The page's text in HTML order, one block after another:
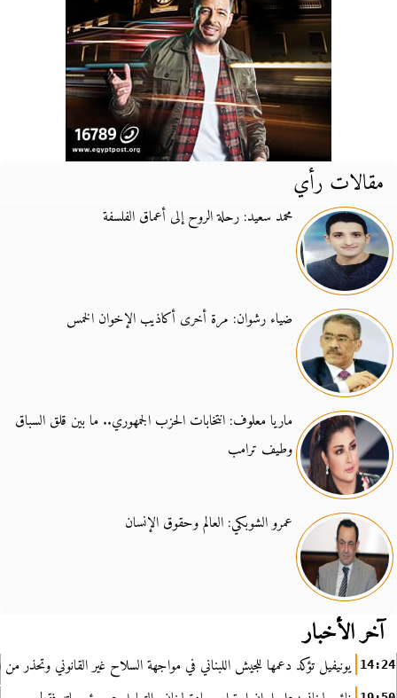
مقالات رأي
محمد سعيد: رحلة الروح إلى أعماق الفلسفة
ضياء رشوان: مرة أخرى أكاذيب الإخوان الخمس
ماريا معلوف: انتخابات الحزب الجمهوري.. ما بين قلق السباق
وطيف ترامب
عمرو الشوبكي: العالم وحقوق الإنسان
آخر الأخبار
14:24 يونيفيل تؤكد دعمها للجيش اللبناني في مواجهة السلاح غير القانوني وتحذر من